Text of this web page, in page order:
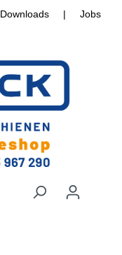
Downloads | Jobs